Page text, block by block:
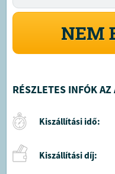
NEM
RÉSZLETES INFÓK
Kiszállítási idő:
Kiszállítási díj: